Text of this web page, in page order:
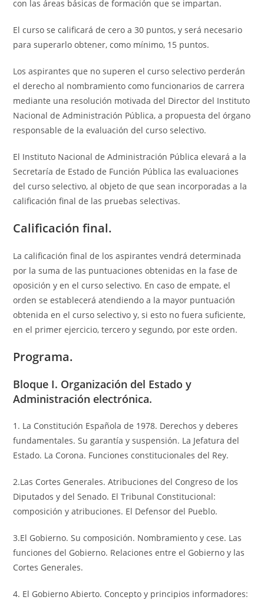
con las áreas básicas de formación que se impartan.
El curso se calificará de cero a 30 puntos, y será necesario
para superarlo obtener, como mínimo, 15 puntos.
Los aspirantes que no superen el curso selectivo perderán
el derecho al nombramiento como funcionarios de carrera
mediante una resolución motivada del Director del Instituto
Nacional de Administración Pública, a propuesta del órgano
responsable de la evaluación del curso selectivo.
El Instituto Nacional de Administración Pública elevará a la
Secretaría de Estado de Función Pública las evaluaciones
del curso selectivo, al objeto de que sean incorporadas a la
calificación final de las pruebas selectivas.
Calificación final.
La calificación final de los aspirantes vendrá determinada
por la suma de las puntuaciones obtenidas en la fase de
oposición y en el curso selectivo. En caso de empate, el
orden se establecerá atendiendo a la mayor puntuación
obtenida en el curso selectivo y, si esto no fuera suficiente,
en el primer ejercicio, tercero y segundo, por este orden.
Programa.
Bloque I. Organización del Estado y
Administración electrónica.
1. La Constitución Española de 1978. Derechos y deberes
fundamentales. Su garantía y suspensión. La Jefatura del
Estado. La Corona. Funciones constitucionales del Rey.
2.Las Cortes Generales. Atribuciones del Congreso de los
Diputados y del Senado. El Tribunal Constitucional:
composición y atribuciones. El Defensor del Pueblo.
3.El Gobierno. Su composición. Nombramiento y cese. Las
funciones del Gobierno. Relaciones entre el Gobierno y las
Cortes Generales.
4. El Gobierno Abierto. Concepto y principios informadores: